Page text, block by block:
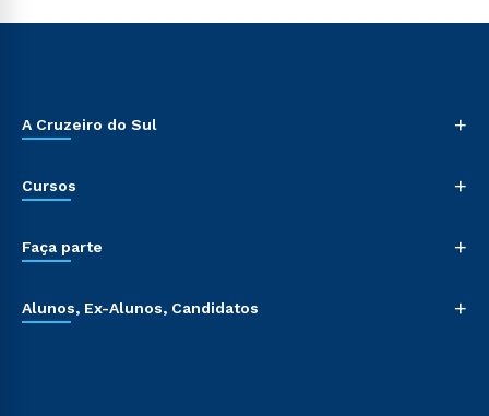
A Cruzeiro do Sul +
Cursos +
Faça parte +
Alunos, Ex-Alunos, Candidatos +